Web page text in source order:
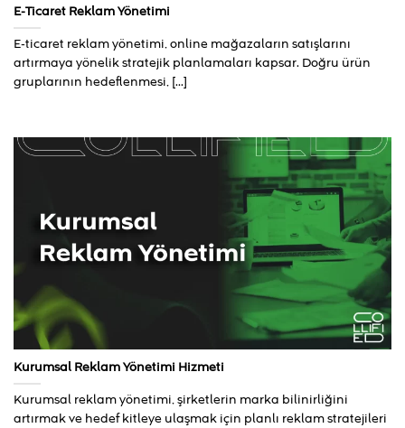
E-Ticaret Reklam Yönetimi
E-ticaret reklam yönetimi, online mağazaların satışlarını
artırmaya yönelik stratejik planlamaları kapsar. Doğru ürün
gruplarının hedeflenmesi, [...]
Kurumsal Reklam Yönetimi Hizmeti
Kurumsal reklam yönetimi, şirketlerin marka bilinirliğini
artırmak ve hedef kitleye ulaşmak için planlı reklam stratejileri